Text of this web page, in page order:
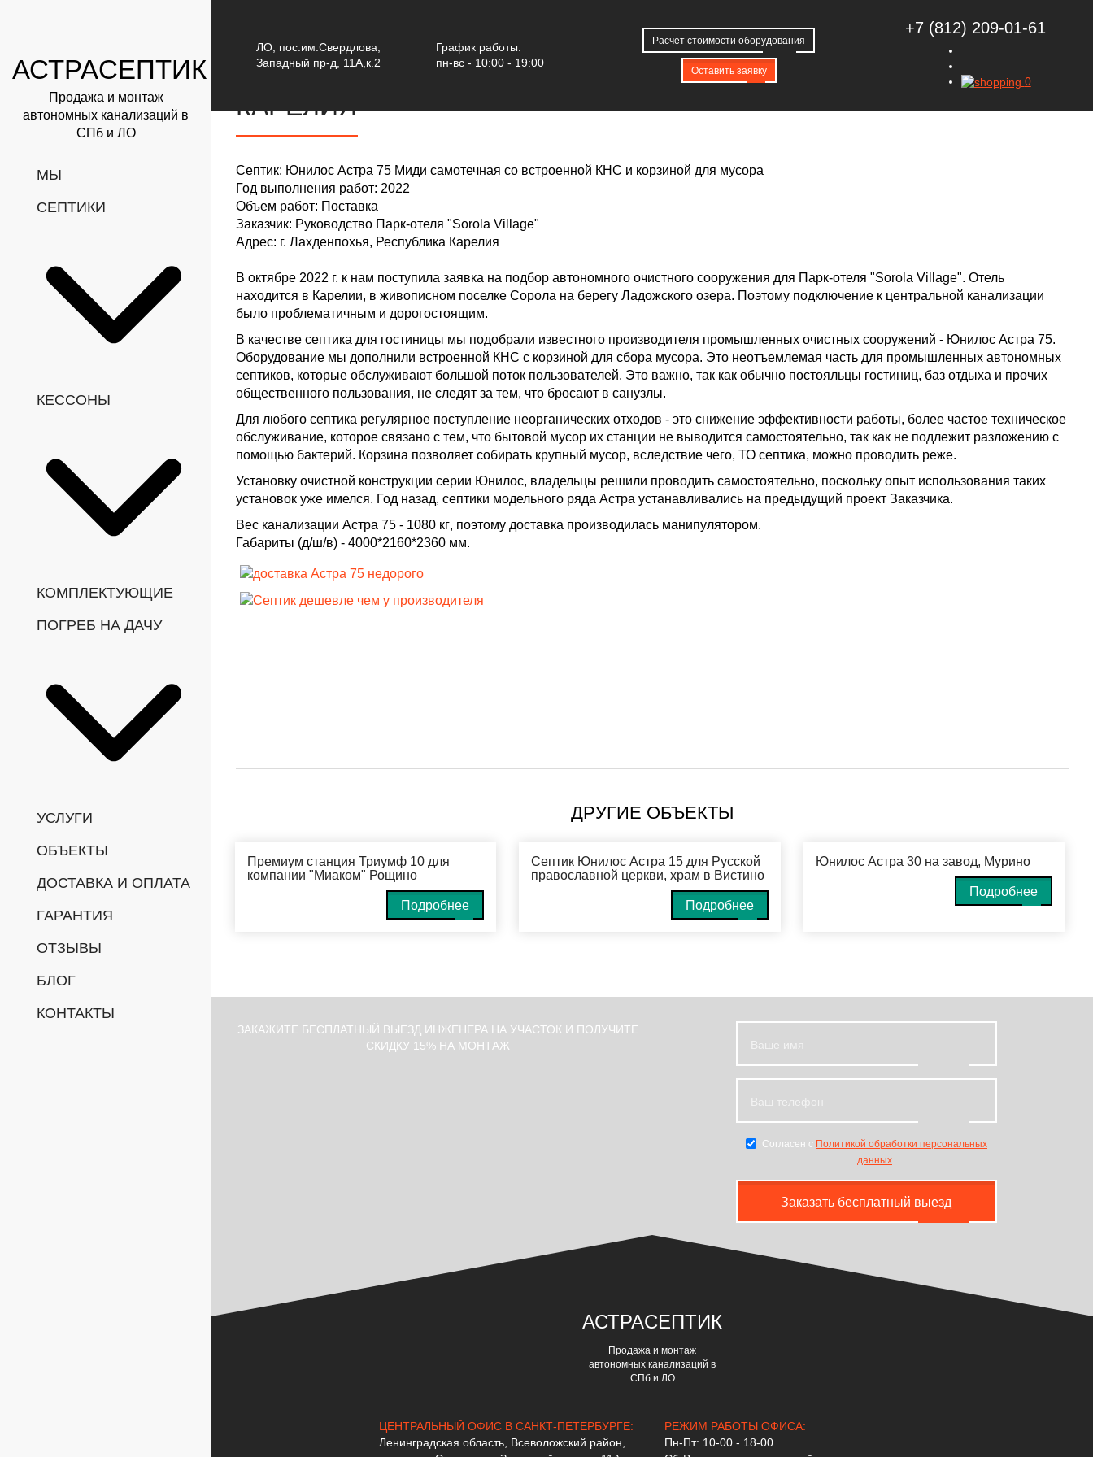
АСТРАСЕПТИК
Продажа и монтаж
автономных канализаций в
СПб и ЛО
МЫ
СЕПТИКИ
КЕССОНЫ
КОМПЛЕКТУЮЩИЕ
ПОГРЕБ НА ДАЧУ
УСЛУГИ
ОБЪЕКТЫ
ДОСТАВКА И ОПЛАТА
ГАРАНТИЯ
ОТЗЫВЫ
БЛОГ
КОНТАКТЫ
ЛО, пос.им.Свердлова
Западный пр-д, 11А,к.2
График работы:
пн-вс - 10:00 - 19:00
+7 (812) 209-01-61
0
Расчет стоимостиоборудования
Оставить заявку
Юнилос Астра 75 Миди в Лахденпохью, Республика Карелия
ЮНИЛОС АСТРА 75 МИДИ В ЛАХДЕНПОХЬЮ, РЕСПУБЛИКА
КАРЕЛИЯ
Септик: Юнилос Астра 75 Миди самотечная со встроенной КНС и корзиной для мусора
Год выполнения работ: 2022
Объем работ: Поставка
Заказчик: Руководство Парк-отеля "Sorola Village"
Адрес: г. Лахденпохья, Республика Карелия
В октябре 2022 г. к нам поступила заявка на подбор автономного очистного сооружения для Парк-отеля "Sorola Village". Отель
находится в Карелии, в живописном поселке Сорола на берегу Ладожского озера. Поэтому подключение к центральной канализации
было проблематичным и дорогостоящим.
В качестве септика для гостиницы мы подобрали известного производителя промышленных очистных сооружений - Юнилос Астра 75.
Оборудование мы дополнили встроенной КНС с корзиной для сбора мусора. Это неотъемлемая часть для промышленных автономных
септиков, которые обслуживают большой поток пользователей. Это важно, так как обычно постояльцы гостиниц, баз отдыха и прочих
общественного пользования, не следят за тем, что бросают в санузлы.
Для любого септика регулярное поступление неорганических отходов - это снижение эффективности работы, более частое техническое
обслуживание, которое связано с тем, что бытовой мусор их станции не выводится самостоятельно, так как не подлежит разложению с
помощью бактерий. Корзина позволяет собирать крупный мусор, вследствие чего, ТО септика, можно проводить реже.
Установку очистной конструкции серии Юнилос, владельцы решили проводить самостоятельно, поскольку опыт использования таких
установок уже имелся. Год назад, септики модельного ряда Астра устанавливались на предыдущий проект Заказчика.
Вес канализации Астра 75 - 1080 кг, поэтому доставка производилась манипулятором.
Габариты (д/ш/в) - 4000*2160*2360 мм.
ДРУГИЕ ОБЪЕКТЫ
Премиум станция Триумф 10 для
компании "Миаком" Рощино
Подробнее
Септик Юнилос Астра 15 для Русской
православной церкви, храм в Вистино
Подробнее
Юнилос Астра 30 на завод, Мурино
Подробнее
ЗАКАЖИТЕ БЕСПЛАТНЫЙ ВЫЕЗД ИНЖЕНЕРА НА УЧАСТОК И ПОЛУЧИТЕ
СКИДКУ 15% НА МОНТАЖ
Согласен с Политикой обработки персональных
данных
Заказать бесплатный выезд
АСТРАСЕПТИК
Продажа и монтаж
автономных канализаций в
СПб и ЛО
ЦЕНТРАЛЬНЫЙ ОФИС В САНКТ-ПЕТЕРБУРГЕ:
Ленинградская область, Всеволожский район,
РЕЖИМ РАБОТЫ ОФИСА:
Пн-Пт: 10-00 - 18-00